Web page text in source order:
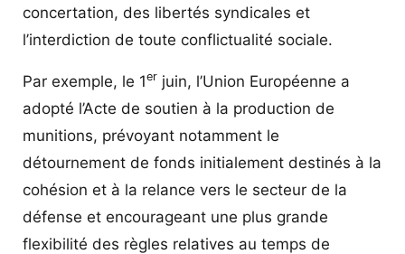
concertation, des libertés syndicales et
l’interdiction de toute conflictualité sociale.
Par exemple, le 1er juin, l’Union Européenne a
adopté l’Acte de soutien à la production de
munitions, prévoyant notamment le
détournement de fonds initialement destinés à la
cohésion et à la relance vers le secteur de la
défense et encourageant une plus grande
flexibilité des règles relatives au temps de